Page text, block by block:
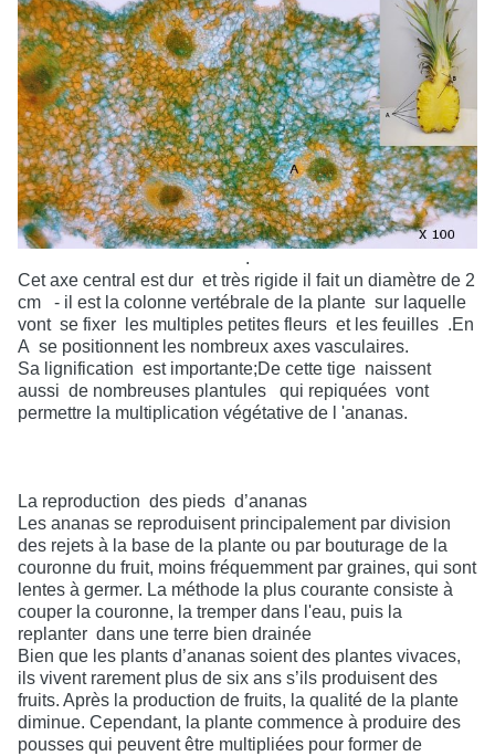
.
Cet axe central est dur et très rigide il fait un diamètre de 2
cm - il est la colonne vertébrale de la plante sur laquelle
vont se fixer les multiples petites fleurs et les feuilles .En
A se positionnent les nombreux axes vasculaires.
Sa lignification est importante;De cette tige naissent
aussi de nombreuses plantules qui repiquées vont
permettre la multiplication végétative de l 'ananas.
La reproduction des pieds d’ananas
Les ananas se reproduisent principalement par division
des rejets à la base de la plante ou par bouturage de la
couronne du fruit, moins fréquemment par graines, qui sont
lentes à germer. La méthode la plus courante consiste à
couper la couronne, la tremper dans l'eau, puis la
replanter dans une terre bien drainée
Bien que les plants d’ananas soient des plantes vivaces,
ils vivent rarement plus de six ans s’ils produisent des
fruits. Après la production de fruits, la qualité de la plante
diminue. Cependant, la plante commence à produire des
pousses qui peuvent être multipliées pour former de